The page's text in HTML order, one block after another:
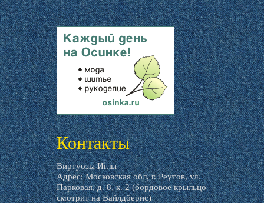
livemaster.ru
Контакты
Виртуозы Иглы
Адрес: Московская обл, г. Реутов, ул.
Парковая, д. 8, к. 2 (бордовое крыльцо
смотрит на Вайлдберис)